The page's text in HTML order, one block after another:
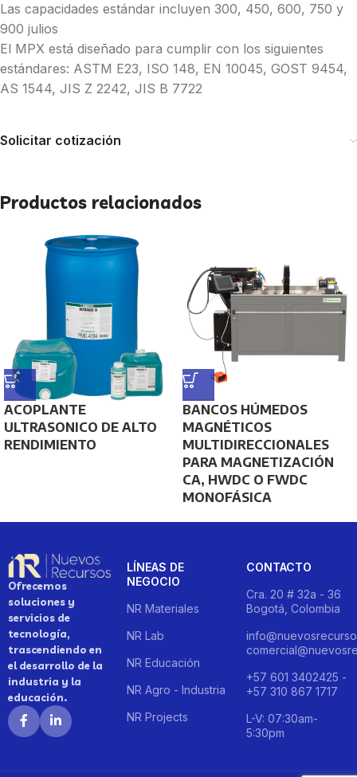
Las capacidades estándar incluyen 300, 450, 600, 750 y
900 julios
El MPX está diseñado para cumplir con los siguientes
estándares: ASTM E23, ISO 148, EN 10045, GOST 9454,
AS 1544, JIS Z 2242, JIS B 7722
Solicitar cotización
Productos relacionados
ACOPLANTE
ULTRASONICO DE ALTO
RENDIMIENTO
BANCOS HÚMEDOS
MAGNÉTICOS
MULTIDIRECCIONALES
PARA MAGNETIZACIÓN
CA, HWDC O FWDC
MONOFÁSICA
Ofrecemos
soluciones y
servicios de
tecnología,
trascendiendo en
el desarrollo de la
industria y la
educación.
LÍNEAS DE
NEGOCIO
NR Materiales
NR Lab
NR Educación
NR Agro - Industria
NR Projects
CONTACTO
Cra. 20 # 32a - 36
Bogotá, Colombia
+57 601 3402425 -
+57 310 867 1717
L-V: 07:30am-
5:30pm